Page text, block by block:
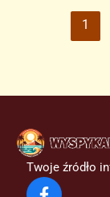
1
Twoje źródło